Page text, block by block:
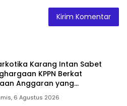
Karang Intan Sabet
KPPN Berkat
Anggaran yang
dan Akuntabel
6 Agustus 2026